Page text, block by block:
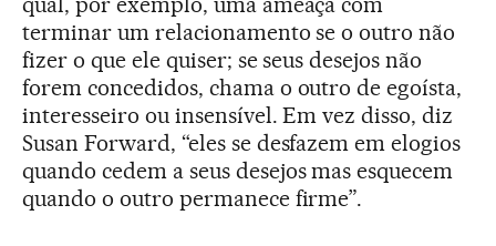
terminar um relacionamento se o outro não
fizer o que ele quiser; se seus desejos não
forem concedidos, chama o outro de egoísta,
interesseiro ou insensível. Em vez disso, diz
Susan Forward, “eles se desfazem em elogios
quando cedem a seus desejos mas esquecem
quando o outro permanece firme”.